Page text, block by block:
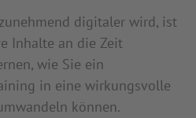
digitaler wird, ist
Inhalte an die Zeit
wie Sie ein
in eine wirkungsvolle
können.